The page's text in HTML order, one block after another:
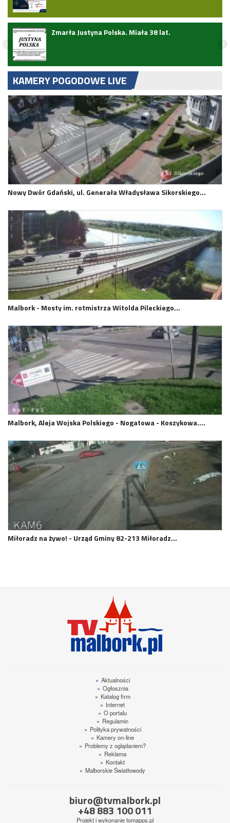
Zmarła Justyna Polska. Miała 38 lat.
KAMERY POGODOWE LIVE
Nowy Dwór Gdański, ul. Generała Władysława Sikorskiego…
Malbork - Mosty im. rotmistrza Witolda Pileckiego…
Malbork, Aleja Wojska Polskiego - Nogatowa - Koszykowa.…
Miłoradz na żywo! - Urząd Gminy 82-213 Miłoradz…
» Aktualności
» Ogłosznia
» Katalog firm
» Internet
» O portalu
» Regulamin
» Polityka prywatności
» Kamery on-line
» Problemy z oglądaniem?
» Reklama
» Kontakt
» Malborskie Światłowody
biuro@tvmalbork.pl
+48 883 100 011
Projekt i wykonanietomapps.pl